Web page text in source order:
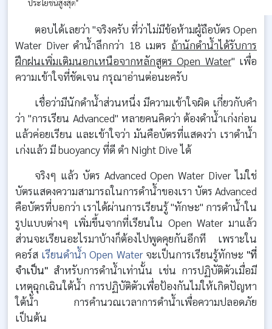
ตอบได้เลยว่า "จริงครับ ที่ว่าไม่มีข้อห้ามผู้ถือบัตร Open
Water Diver ดำน้ำลึกกว่า 18 เมตร ถ้านักดำน้ำได้รับการ
ฝึกฝนเพิ่มเติมนอกเหนือจากหลักสูตร Open Water" เพื่อ
ความเข้าใจที่ชัดเจน กรุณาอ่านต่อนะครับ
เชื่อว่ามีนักดำน้ำส่วนหนึ่ง มีความเข้าใจผิด เกี่ยวกับคำ
ว่า "การเรียน Advanced" หลายคนคิดว่า ต้องดำน้ำเก่งก่อน
แล้วค่อยเรียน และเข้าใจว่า มันคือบัตรที่แสดงว่า เราดำน้ำ
เก่งแล้ว มี buoyancy ที่ดี ดำ Night Dive ได้
จริงๆ แล้ว บัตร Advanced Open Water Diver ไม่ใช่
บัตรแสดงความสามารถในการดำน้ำของเรา บัตร Advanced
คือบัตรที่บอกว่า เราได้ผ่านการเรียนรู้ "ทักษะ" การดำน้ำใน
รูปแบบต่างๆ เพิ่มขึ้นจากที่เรียนใน Open Water มาแล้ว
ส่วนจะเรียนอะไรมาบ้างก็ต้องไปพูดคุยกันอีกที เพราะใน
คอร์ส เรียนดำน้ำ Open Waterจะเป็นการเรียนรู้ทักษะ "ที่
จำเป็น" สำหรับการดำน้ำเท่านั้น เช่น การปฏิบัติตัวเมื่อมี
เหตุฉุกเฉินใต้น้ำ การปฏิบัติตัวเพื่อป้องกันไม่ให้เกิดปัญหา
ใต้น้ำ การคำนวณเวลาการดำน้ำเพื่อความปลอดภัย
เป็นต้น